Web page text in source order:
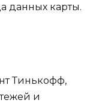
данных карты.
Тинькофф,
и